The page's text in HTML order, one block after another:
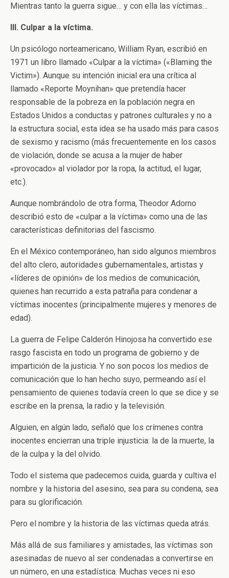
Mientras tanto la guerra sigue… y con ella las víctimas…
III. Culpar a la víctima.
Un psicólogo norteamericano, William Ryan, escribió en
1971 un libro llamado «Culpar a la víctima» («Blaming the
Victim»). Aunque su intención inicial era una crítica al
llamado «Reporte Moynihan» que pretendía hacer
responsable de la pobreza en la población negra en
Estados Unidos a conductas y patrones culturales y no a
la estructura social, esta idea se ha usado más para casos
de sexismo y racismo (más frecuentemente en los casos
de violación, donde se acusa a la mujer de haber
«provocado» al violador por la ropa, la actitud, el lugar,
etc.).
Aunque nombrándolo de otra forma, Theodor Adorno
describió esto de «culpar a la víctima» como una de las
características definitorias del fascismo.
En el México contemporáneo, han sido algunos miembros
del alto clero, autoridades gubernamentales, artistas y
«líderes de opinión» de los medios de comunicación,
quienes han recurrido a esta patraña para condenar a
víctimas inocentes (principalmente mujeres y menores de
edad).
La guerra de Felipe Calderón Hinojosa ha convertido ese
rasgo fascista en todo un programa de gobierno y de
impartición de la justicia. Y no son pocos los medios de
comunicación que lo han hecho suyo, permeando así el
pensamiento de quienes todavía creen lo que se dice y se
escribe en la prensa, la radio y la televisión.
Alguien, en algún lado, señaló que los crímenes contra
inocentes encierran una triple injusticia: la de la muerte, la
de la culpa y la del olvido.
Todo el sistema que padecemos cuida, guarda y cultiva el
nombre y la historia del asesino, sea para su condena, sea
para su glorificación.
Pero el nombre y la historia de las víctimas queda atrás.
Más allá de sus familiares y amistades, las víctimas son
asesinadas de nuevo al ser condenadas a convertirse en
un número, en una estadística. Muchas veces ni eso